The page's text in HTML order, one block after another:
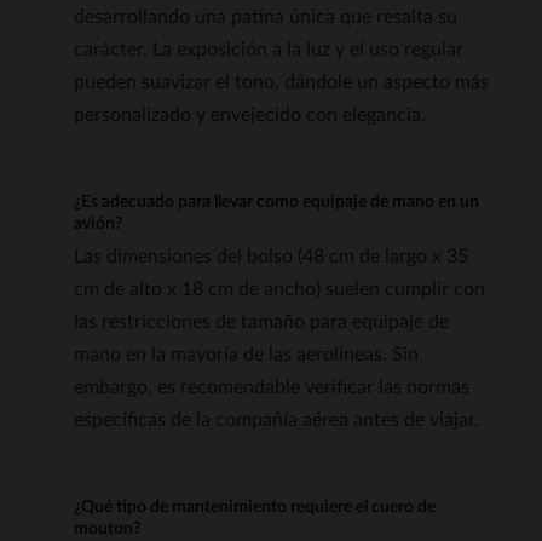
desarrollando una patina única que resalta su
carácter. La exposición a la luz y el uso regular
pueden suavizar el tono, dándole un aspecto más
personalizado y envejecido con elegancia.
¿Es adecuado para llevar como equipaje de mano en un
avión?
Las dimensiones del bolso (48 cm de largo x 35
cm de alto x 18 cm de ancho) suelen cumplir con
las restricciones de tamaño para equipaje de
mano en la mayoría de las aerolíneas. Sin
embargo, es recomendable verificar las normas
específicas de la compañía aérea antes de viajar.
¿Qué tipo de mantenimiento requiere el cuero de
mouton?